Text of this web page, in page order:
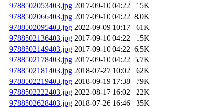
9788502053403.jpg 2017-09-10 04:22
15K
9788502066403.jpg 2017-09-10 04:22 8.0K
9788502095403.jpg 2022-09-09 10:17
61K
9788502136403.jpg 2017-09-10 04:22
15K
9788502149403.jpg 2017-09-10 04:22 6.5K
9788502178403.jpg 2017-09-10 04:22 5.7K
9788502181403.jpg 2018-07-27 10:02
62K
9788502219403.jpg 2018-09-19 17:38
79K
9788502222403.jpg 2022-08-17 16:02
22K
9788502628403.jpg 2018-07-26 16:46
35K